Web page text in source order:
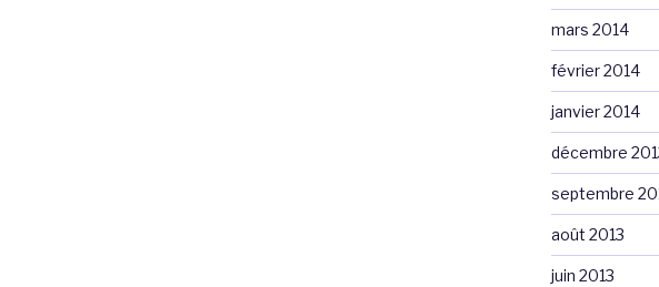
mars 2014
février 2014
janvier 2014
décembre
septembre
août 2013
juin 2013